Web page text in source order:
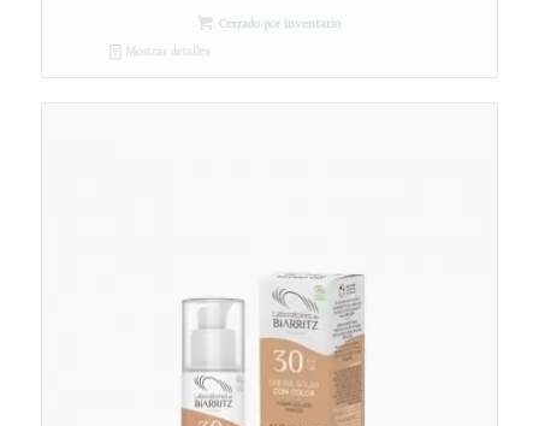
Cerrado por inventario
Mostrar detalles